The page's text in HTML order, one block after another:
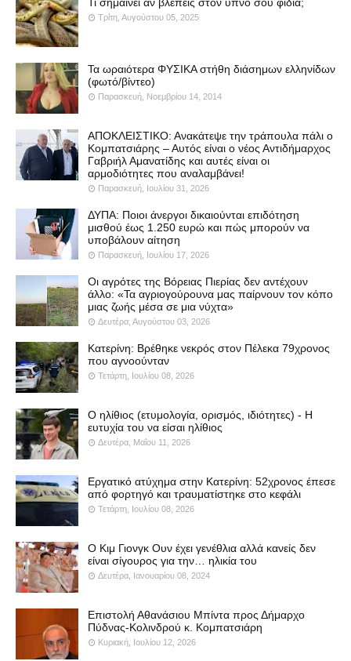
Τρίτη, Αυγούστου 05, 2025
Τα ωραιότερα ΦΥΣΙΚΑ στήθη διάσημων ελληνίδων
(φωτό/βίντεο)
Παρασκευή, Νοεμβρίου 14, 2014
ΑΠΟΚΛΕΙΣΤΙΚΟ: Ανακάτεψε την τράπουλα πάλι ο
Κομπατσιάρης – Αυτός είναι ο νέος Αντιδήμαρχος
Γαβριήλ Αμανατίδης και αυτές είναι οι
αρμοδιότητες που αναλαμβάνει!
Παρασκευή, Ιουλίου 31, 2026
ΔΥΠΑ: Ποιοι άνεργοι δικαιούνται επιδότηση
μισθού έως 1.250 ευρώ και πώς μπορούν να
υποβάλουν αίτηση
Παρασκευή, Ιουλίου 17, 2026
Οι αγρότες της Βόρειας Πιερίας δεν αντέχουν
άλλο: «Τα αγριογούρουνα μας παίρνουν τον κόπο
μιας ζωής μέσα σε μια νύχτα»
Δευτέρα, Αυγούστου 03, 2026
Κατερίνη: Βρέθηκε νεκρός στον Πέλεκα 79χρονος
που αγνοούνταν
Τετάρτη, Ιουλίου 08, 2026
Ο ηλίθιος (ετυμολογία, ορισμός, ιδιότητες) - Η
ευτυχία του να είσαι ηλίθιος
Δευτέρα, Μαΐου 11, 2026
Εργατικό ατύχημα στην Κατερίνη: 52χρονος έπεσε
από φορτηγό και τραυματίστηκε στο κεφάλι
Τετάρτη, Ιουλίου 08, 2026
Ο Κιμ Γιονγκ Ουν έχει γενέθλια αλλά κανείς δεν
είναι σίγουρος για την… ηλικία του
Δευτέρα, Ιανουαρίου 08, 2024
Επιστολή Αθανάσιου Μπίντα προς Δήμαρχο
Πύδνας-Κολινδρού κ. Κομπατσιάρη
Κυριακή, Ιουλίου 12, 2026